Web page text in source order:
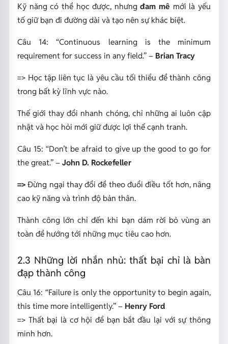
Kỹ năng có thể học được, nhưngđam mê mới là yếu
tố giữ bạn đi đường dài và tạo nên sự khác biệt.
Câu 14:“Continuous learning is the minimum
requirement for success in any field.”– Brian Tracy
=> Học tập liên tục là yêu cầu tối thiểu để thành công
trong bất kỳ lĩnh vực nào.
Thế giới thay đổi nhanh chóng, chỉ những ai luôn cập
nhật và học hỏi mới giữ được lợi thế cạnh tranh.
Câu 15: “Don’t be afraid to give up the good to go for
the great.”– John D. Rockefeller
=>Đừng ngại thay đổi để theo đuổi điều tốt hơn, nâng
cao kỹ năng và trình độ bản thân.
Thành công lớn chỉ đến khi bạn dám rời bỏ vùng an
toàn để hướng tới những mục tiêu cao hơn.
2.3 Những lời nhắn nhủ: thất bại chỉ là bàn
đạp thành công
Câu 16: “Failure is only the opportunity to begin again,
this time more intelligently.”– Henry Ford
=> Thất bại là cơ hội để bạn bắt đầu lại với sự thông
minh hơn.